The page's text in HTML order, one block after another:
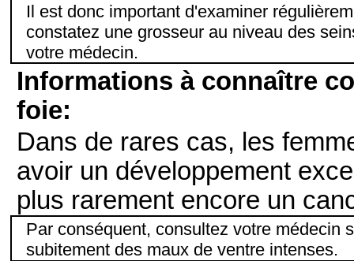
Il est donc important d'examiner
constatez une grosseur au niveau des
votre médecin.
Informations à connaître
foie:
Dans de rares cas, les
avoir un développement
plus rarement encore un
Par conséquent, consultez votre médecin
subitement des maux de ventre intenses.